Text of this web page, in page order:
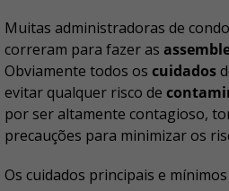
Muitas administradoras de
correram para fazer as
Obviamente todos os cuidados
evitar qualquer risco de
por ser altamente contagioso,
precauções para minimizar os
Os cuidados principais e mínimos